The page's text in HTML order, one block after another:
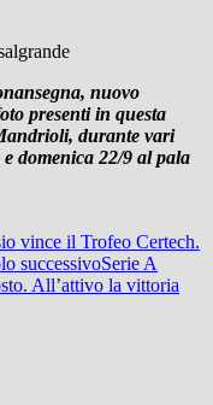
nuovo
presenti in questa
durante vari
domenica 22/9 al pala
vince il Trofeo Certech.
successivoSerie A
All’attivo la vittoria